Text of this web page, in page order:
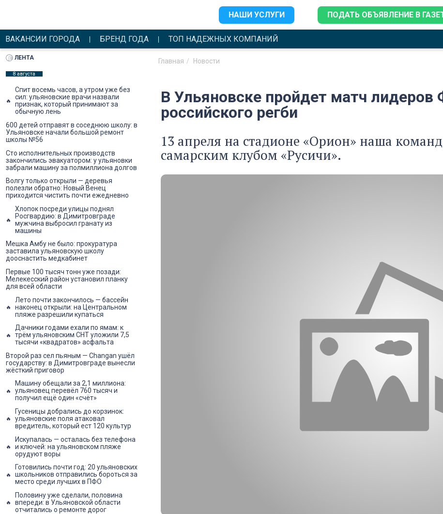
НАШИ УСЛУГИ ПОДАТЬ ОБЪЯВЛЕНИЕ В
ВАКАНСИИ ГОРОДА БРЕНД ГОДА ТОП НАДЕЖНЫХ КОМПАНИЙ
Главная Новости
В Ульяновске пройдет матч лидеров
российского регби
13 апреля на стадионе «Орион» наша
самарским клубом «Русичи».
ЛЕНТА
8 августа
Спит восемь часов, а утром уже без
сил: ульяновские врачи назвали
признак, который принимают за
обычную лень
600 детей отправят в соседнюю школу: в
Ульяновске начали большой ремонт
школы №56
Сто исполнительных производств
закончились эвакуатором: у ульяновки
забрали машину за полмиллиона долгов
Волгу только открыли — деревья
полезли обратно: Новый Венец
приходится чистить почти ежедневно
Хлопок посреди улицы поднял
Росгвардию: в Димитровграде
мужчина выбросил гранату из
машины
Мешка Амбу не было: прокуратура
заставила ульяновскую школу
дооснастить медкабинет
Первые 100 тысяч тонн уже позади:
Мелекесский район установил планку
для всей области
Лето почти закончилось — бассейн
наконец открыли: на Центральном
пляже разрешили купаться
Дачники годами ехали по ямам: к
трём ульяновским СНТ уложили 7,5
тысячи «квадратов» асфальта
Второй раз сел пьяным — Changan ушёл
государству: в Димитровграде вынесли
жёсткий приговор
Машину обещали за 2,1 миллиона:
ульяновец перевёл 760 тысяч и
получил ещё один «счёт»
Гусеницы добрались до корзинок:
ульяновские поля атаковал
вредитель, который ест 120 культур
Искупалась — осталась без телефона
и ключей: на ульяновском пляже
орудуют воры
Готовились почти год: 20 ульяновских
школьников отправились бороться за
место среди лучших в ПФО
Половину уже сделали, половина
впереди: в Ульяновской области
отчитались о ремонте дорог